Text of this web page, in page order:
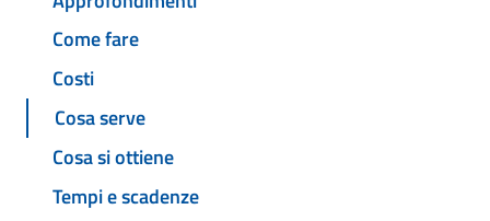
Come fare
Costi
Cosa serve
Cosa si ottiene
Tempi e scadenze